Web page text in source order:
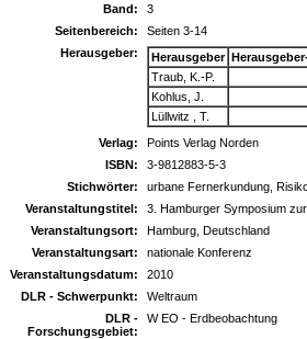
Band:
3
Seitenbereich:
Seiten 3-14
Herausgeber:
Herausgeber
Traub, K.-P.
Kohlus, J.
Lüllwitz , T.
Verlag:
Points Verlag Norden
ISBN:
3-9812883-5-3
Stichwörter:
urbane Fernerkundung,
Veranstaltungstitel:
3. Hamburger Symposium
Veranstaltungsort:
Hamburg, Deutschland
Veranstaltungsart:
nationale Konferenz
Veranstaltungsdatum:
2010
DLR - Schwerpunkt:
Weltraum
DLR -
Forschungsgebiet:
W EO - Erdbeobachtung